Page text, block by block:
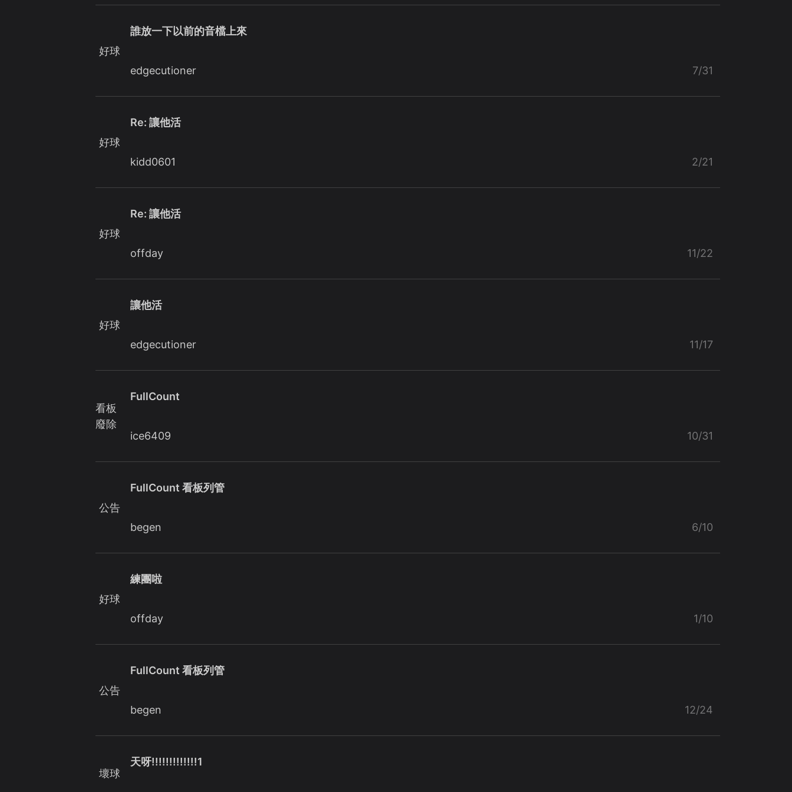
好球
誰放一下以前的音檔上來
edgecutioner 7/31
好球
Re: 讓他活
kidd0601 2/21
好球
Re: 讓他活
offday 11/22
好球
讓他活
edgecutioner 11/17
看板
廢除
FullCount
ice6409 10/31
公告
FullCount 看板列管
begen 6/10
好球
練團啦
offday 1/10
公告
FullCount 看板列管
begen 12/24
壞球
天呀!!!!!!!!!!!!!1